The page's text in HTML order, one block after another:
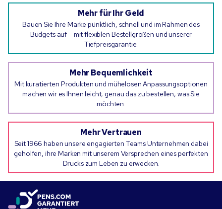
Mehr für Ihr Geld
Bauen Sie Ihre Marke pünktlich, schnell und im Rahmen des
Budgets auf – mit flexiblen Bestellgrößen und unserer
Tiefpreisgarantie.
Mehr Bequemlichkeit
Mit kuratierten Produkten und mühelosen Anpassungsoptionen
machen wir es Ihnen leicht, genau das zu bestellen, was Sie
möchten.
Mehr Vertrauen
Seit 1966 haben unsere engagierten Teams Unternehmen dabei
geholfen, ihre Marken mit unserem Versprechen eines perfekten
Drucks zum Leben zu erwecken.